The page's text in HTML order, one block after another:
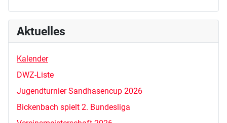
Aktuelles
Kalender
DWZ-Liste
Jugendturnier Sandhasencup 2026
Bickenbach spielt 2. Bundesliga